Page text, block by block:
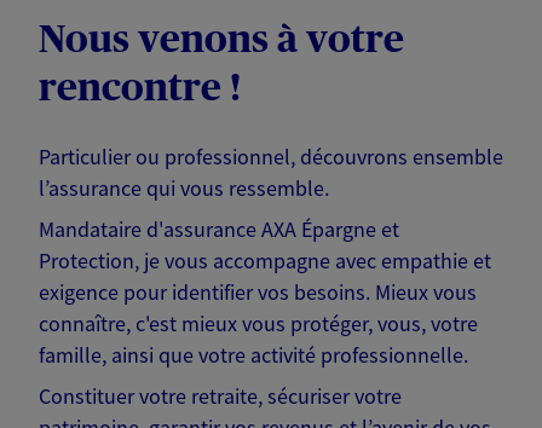
Nous venons à votre
rencontre !
Particulier ou professionnel, découvrons ensemble
l’assurance qui vous ressemble.
Mandataire d'assurance AXA Épargne et
Protection, je vous accompagne avec empathie et
exigence pour identifier vos besoins. Mieux vous
connaître, c'est mieux vous protéger, vous, votre
famille, ainsi que votre activité professionnelle.
Constituer votre retraite, sécuriser votre